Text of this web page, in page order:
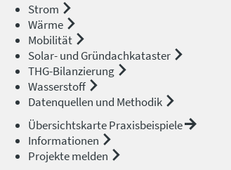
Strom
Wärme
Mobilität
Solar- und Gründachkataster
THG-Bilanzierung
Wasserstoff
Datenquellen und Methodik
Übersichtskarte Praxisbeispiele
Informationen
Projekte melden